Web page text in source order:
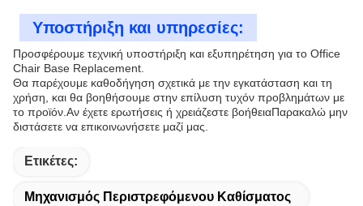
Υποστήριξη και υπηρεσίες:
Προσφέρουμε τεχνική υποστήριξη και εξυπηρέτηση για το Office
Chair Base Replacement.
Θα παρέχουμε καθοδήγηση σχετικά με την εγκατάσταση και τη
χρήση, και θα βοηθήσουμε στην επίλυση τυχόν προβλημάτων με
το προϊόν.Αν έχετε ερωτήσεις ή χρειάζεστε βοήθειαΠαρακαλώ μην
διστάσετε να επικοινωνήσετε μαζί μας.
Ετικέτες:
Μηχανισμός Περιστρεφόμενου Καθίσματος